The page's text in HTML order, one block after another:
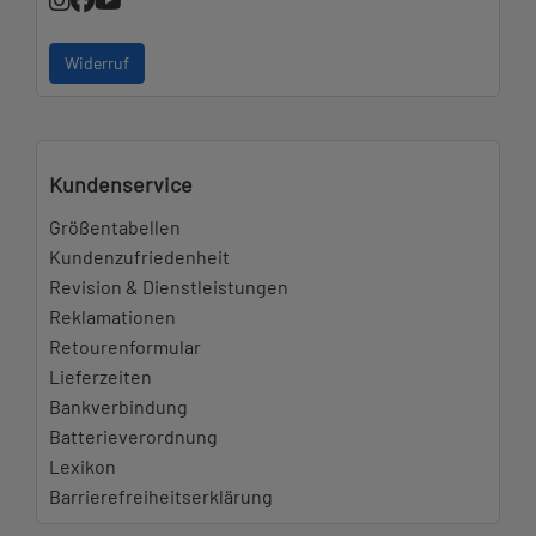
Widerruf
Kundenservice
Größentabellen
Kundenzufriedenheit
Revision & Dienstleistungen
Reklamationen
Retourenformular
Lieferzeiten
Bankverbindung
Batterieverordnung
Lexikon
Barrierefreiheitserklärung